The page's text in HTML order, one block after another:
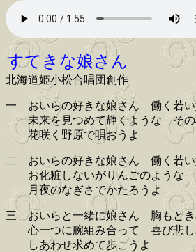
すてきな娘さん
北海道姫小松合唱団創作
一 おいらの好きな娘さん 働く若い
未来を見つめて輝くような その
花咲く野原で唄おうよ
二 おいらの好きな娘さん 働く若い
お化粧しないがりんごのような
月夜のなぎさでかたろうよ
三 おいらと一緒に娘さん 胸もとき
心一つに腕組み合って 喜び悲し
しあわせ求めて歩こうよ